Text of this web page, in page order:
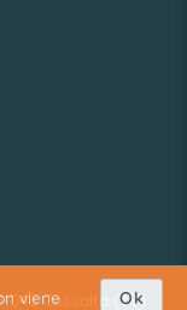
viene Ok
Cessalto (TV)